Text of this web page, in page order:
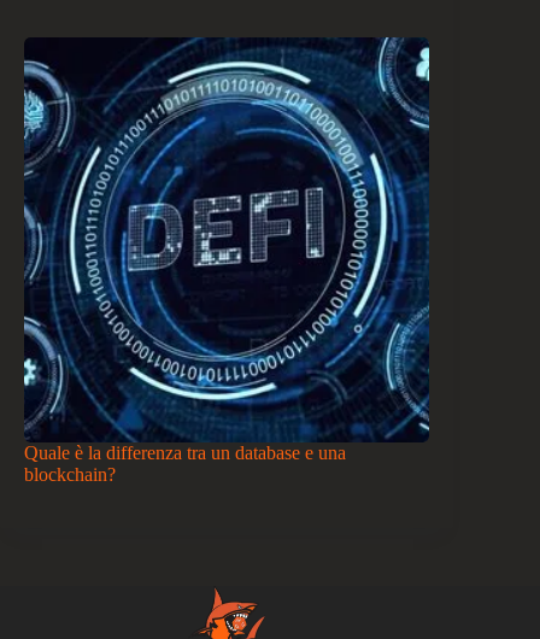
Quale è la differenza tra un database e una
blockchain?